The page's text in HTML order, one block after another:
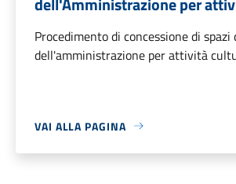
Procedimento di concessione di
dell'amministrazione per attività
VAI ALLA PAGINA